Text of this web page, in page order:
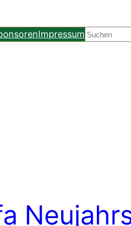
Impressum Suchen